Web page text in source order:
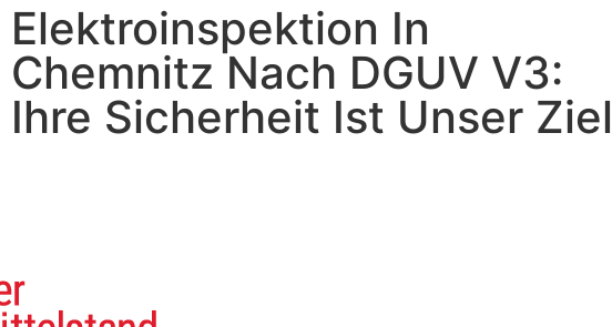
Elektroinspektion In
Chemnitz Nach DGUV V3:
Ihre Sicherheit Ist Unser Ziel